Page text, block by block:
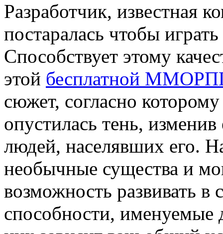
Разработчик, известная
постаралась чтобы
Способствует этому
этой бесплатной
сюжет, согласно
опустилась тень,
людей, населявших его.
необычные существа и
возможность развивать в
способности,